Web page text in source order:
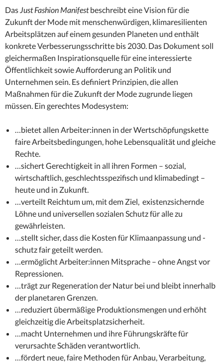
DasJust Fashion Manifestbeschreibt eine Vision für die
Zukunft der Mode mit menschenwürdigen, klimaresilienten
Arbeitsplätzen auf einem gesunden Planeten und enthält
konkrete Verbesserungsschritte bis 2030. Das Dokument soll
gleichermaßen Inspirationsquelle für eine interessierte
Öffentlichkeit sowie Aufforderung an Politik und
Unternehmen sein. Es definiert Prinzipien, die allen
Maßnahmen für die Zukunft der Mode zugrunde liegen
müssen. Ein gerechtes Modesystem:
…bietet allen Arbeiter:innen in der Wertschöpfungskette
faire Arbeitsbedingungen, hohe Lebensqualität und gleiche
Rechte.
…sichert Gerechtigkeit in all ihren Formen – sozial,
wirtschaftlich, geschlechtsspezifisch und klimabedingt –
heute und in Zukunft.
…verteilt Reichtum um, mit dem Ziel, existenzsichernde
Löhne und universellen sozialen Schutz für alle zu
gewährleisten.
…stellt sicher, dass die Kosten für Klimaanpassung und -
schutz fair geteilt werden.
…ermöglicht Arbeiter:innen Mitsprache – ohne Angst vor
Repressionen.
…trägt zur Regeneration der Natur bei und bleibt innerhalb
der planetaren Grenzen.
…reduziert übermäßige Produktionsmengen und erhöht
gleichzeitig die Arbeitsplatzsicherheit.
…macht Unternehmen und ihre Führungskräfte für
verursachte Schäden verantwortlich.
…fördert neue, faire Methoden für Anbau, Verarbeitung,